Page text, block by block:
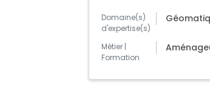
Domaine(s)
d'expertise(s)
Métier |
Formation